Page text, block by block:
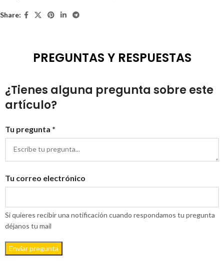
Share:
PREGUNTAS Y RESPUESTAS
¿Tienes alguna pregunta sobre este
artículo?
Tu pregunta *
Tu correo electrónico
Si quieres recibir una notificación cuando respondamos tu pregunta
déjanos tu mail
Enviar pregunta